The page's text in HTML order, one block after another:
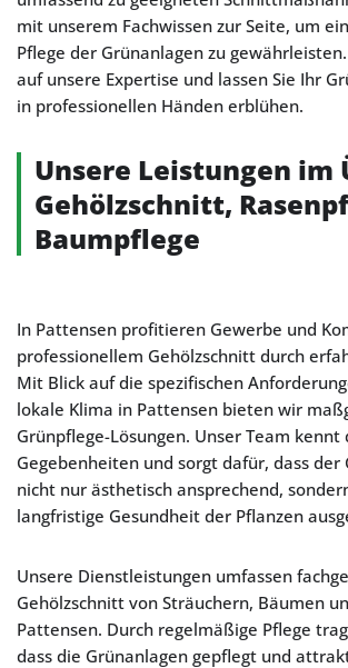
mit unserem Fachwissen zur Seite, um
Pflege der Grünanlagen zu
auf unsere Expertise und lassen Sie Ihr
in professionellen Händen erblühen.
Unsere Leistungen im
Gehölzschnitt,
Baumpflege
In Pattensen profitieren Gewerbe und
professionellem Gehölzschnitt durch
Mit Blick auf die spezifischen
lokale Klima in Pattensen bieten wir
Grünpflege-Lösungen. Unser Team
Gegebenheiten und sorgt dafür, dass der
nicht nur ästhetisch ansprechend,
langfristige Gesundheit der Pflanzen
Unsere Dienstleistungen umfassen
Gehölzschnitt von Sträuchern, Bäumen
Pattensen. Durch regelmäßige Pflege
dass die Grünanlagen gepflegt und